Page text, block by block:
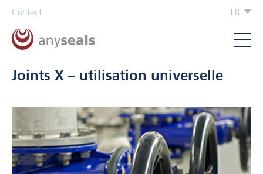
Contact FR
Joints X – utilisation universelle